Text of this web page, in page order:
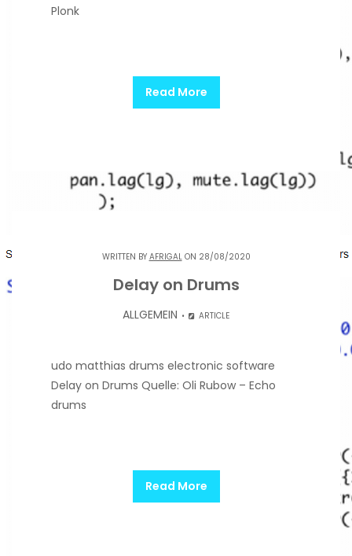
Plonk
Read More
WRITTEN BY AFRIGALON 28/08/2020
Delay on Drums
ALLGEMEIN ARTICLE
udo matthias drums electronic software
Delay on Drums Quelle: Oli Rubow – Echo
drums
Read More